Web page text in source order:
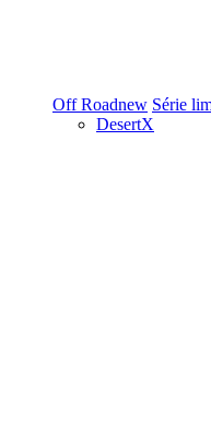
Off Roadnew Série
DesertX